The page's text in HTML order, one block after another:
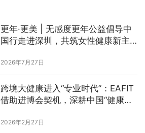
更年·更美 | 无感度更年公益倡导中
国行走进深圳，共筑女性健康新主
2026年7月27日
跨境大健康进入“专业时代”：EAFIT
借助进博会契机，深耕中国“健康投
2026年2月27日